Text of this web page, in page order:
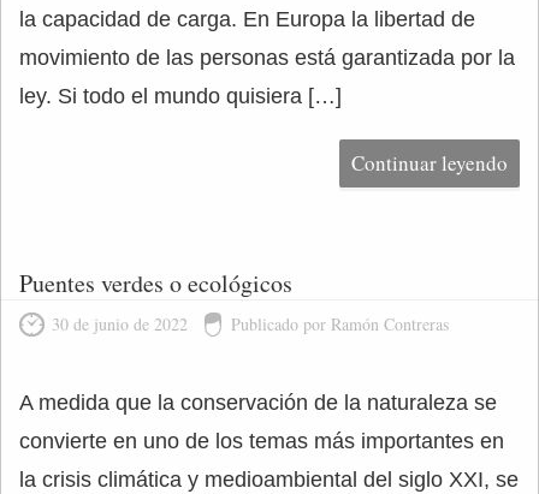
la capacidad de carga. En Europa la libertad de
movimiento de las personas está garantizada por la
ley. Si todo el mundo quisiera […]
Continuar leyendo
Puentes verdes o ecológicos
30 de junio de 2022 Publicado por Ramón Contreras
A medida que la conservación de la naturaleza se
convierte en uno de los temas más importantes en
la crisis climática y medioambiental del siglo XXI, se